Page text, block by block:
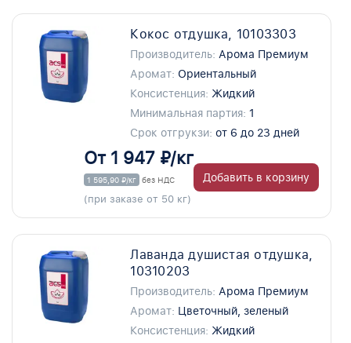
Кокос отдушка, 10103303
Производитель: Арома Премиум
Аромат: Ориентальный
Консистенция: Жидкий
Минимальная партия: 1
Срок отгрукзи: от 6 до 23 дней
От 1 947 ₽/кг
1 595,90 ₽/кг без НДС
(при заказе от 50 кг)
Добавить в корзину
Лаванда душистая отдушка,
10310203
Производитель: Арома Премиум
Аромат: Цветочный, зеленый
Консистенция: Жидкий